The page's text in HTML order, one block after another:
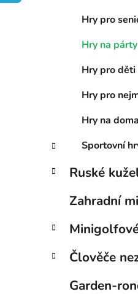
Hry pro
Hry na párty
Hry pro děti
Hry pro
Hry na doma
Sportovní
Ruské
Zahradní
Člověče
Garden-